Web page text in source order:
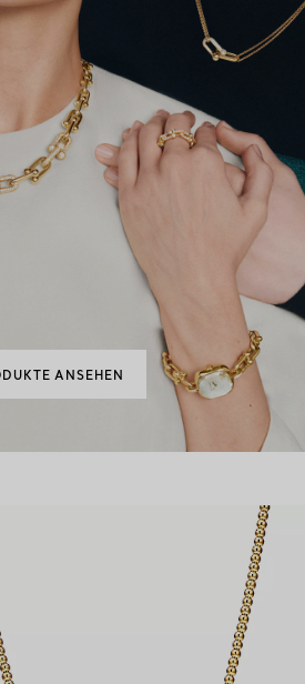
ANSEHEN